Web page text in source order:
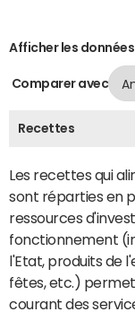
Afficher les
Comparer avec
Recettes
Les recettes qui
sont réparties en
ressources
fonctionnement
l'Etat, produits de
fêtes, etc.)
courant des